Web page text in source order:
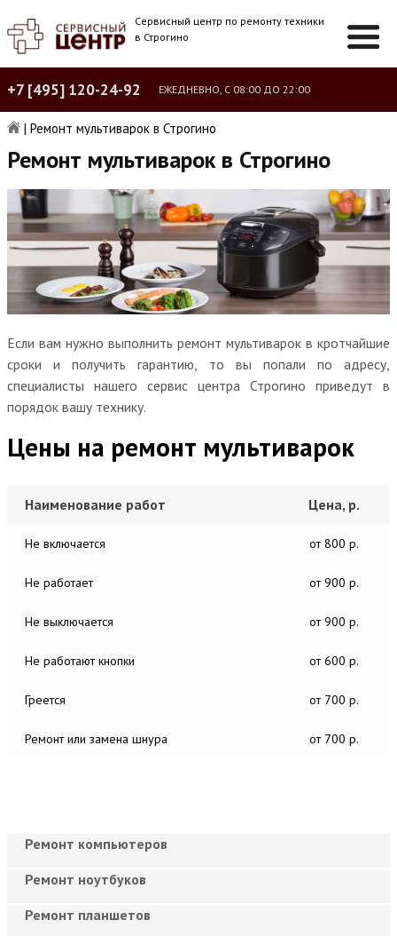
Сервисный центр по ремонту техники
в Строгино
+7 [495] 120-24-92 ЕЖЕДНЕВНО, С 08:00 ДО 22:00
| Ремонт мультиварок в Строгино
Ремонт мультиварок в Строгино
Если вам нужно выполнить ремонт мультиварок в кротчайшие
сроки и получить гарантию, то вы попали по адресу,
специалисты нашего сервис центра Строгино приведут в
порядок вашу технику.
Цены на ремонт мультиварок
Наименование работ Цена, р.
Не включается от 800 р.
Не работает от 900 р.
Не выключается от 900 р.
Не работают кнопки от 600 р.
Греется от 700 р.
Ремонт или замена шнура от 700 р.
Ремонт компьютеров
Ремонт ноутбуков
Ремонт планшетов